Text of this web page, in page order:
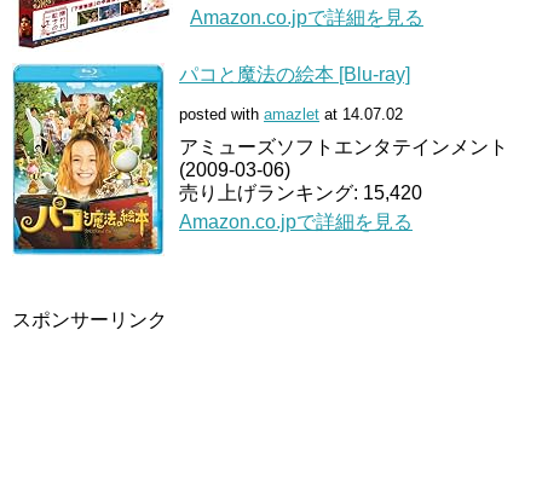
Amazon.co.jpで詳細を見る
パコと魔法の絵本 [Blu-ray]
posted with amazlet at 14.07.02
アミューズソフトエンタテインメント
(2009-03-06)
売り上げランキング: 15,420
Amazon.co.jpで詳細を見る
スポンサーリンク